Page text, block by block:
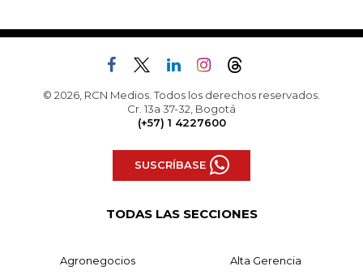
© 2026, RCN Medios. Todos los derechos reservados.
Cr. 13a 37-32, Bogotá
(+57) 1 4227600
SUSCRÍBASE
TODAS LAS SECCIONES
Agronegocios Alta Gerencia